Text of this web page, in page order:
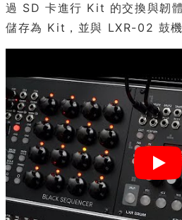
過 SD 卡進行 Kit 的交換與韌
儲存為 Kit，並與 LXR-02 鼓機